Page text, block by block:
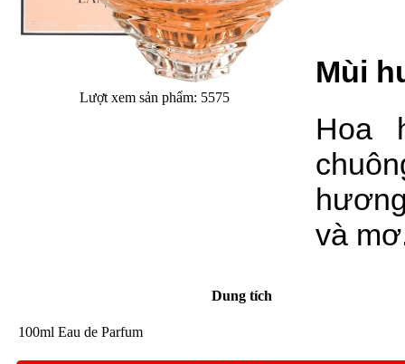
Lượt xem sản phẩm: 5575
Mùi
Hoa
và
Dung tích
100ml Eau de Parfum